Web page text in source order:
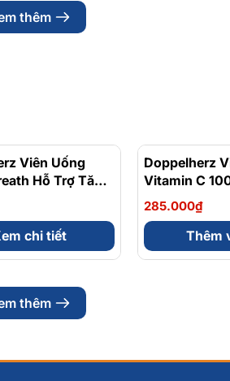
thêm
Viên Uống
Hỗ Trợ Tăng
Năng Phổi
chi tiết
Doppelherz
Vitamin C
Tăng Cường
Hộp 30 Viên
285.000₫
Thêm
thêm